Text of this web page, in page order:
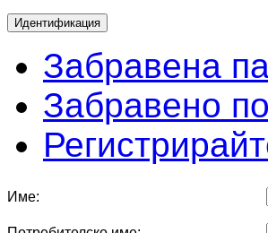
Забравена
Забравено
Име: